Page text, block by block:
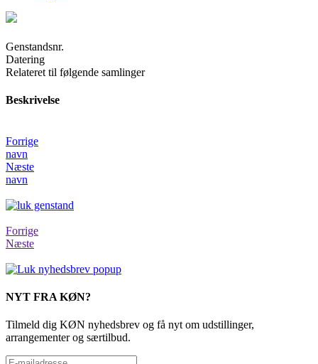
Genstandsnr.
Datering
Relateret til følgende samlinger
Beskrivelse
Forrige
navn
Næste
navn
Forrige
Næste
NYT FRA KØN?
Tilmeld dig KØN nyhedsbrev og få nyt om udstillinger,
arrangementer og særtilbud.